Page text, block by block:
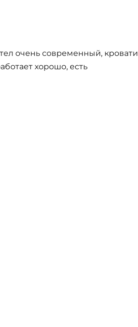
очень современный, кровати
хорошо, есть